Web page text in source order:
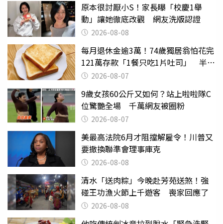
原本很討厭小S！家長曝「校慶1舉
動」讓她徹底改觀 網友洗版認證
2026-08-08
每月退休金逾3萬！74歲獨居翁怕花完
121萬存款「1餐只吃1片吐司」 半年
後暴瘦嚇壞女兒
2026-08-07
9歲女孩60公斤又如何？站上啦啦隊C
位驚艷全場 千萬網友被圈粉
2026-08-07
美最高法院6月才阻擋解雇令！川普又
要撤換聯準會理事庫克
2026-08-08
清水「送肉粽」今晚赴芳苑送煞！強
碰王功漁火節上千遊客 喪家回應了
2026-08-08